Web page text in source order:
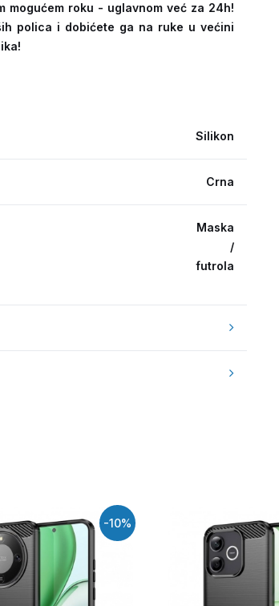
mogućem roku - uglavnom već za 24h!
polica i dobićete ga na ruke u većini
Silikon
Crna
Maska
/
futrola
-10%